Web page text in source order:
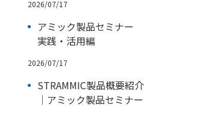
2026/07/17
アミック製品セミナー
実践・活用編
2026/07/17
STRAMMIC製品概要紹介
｜アミック製品セミナー